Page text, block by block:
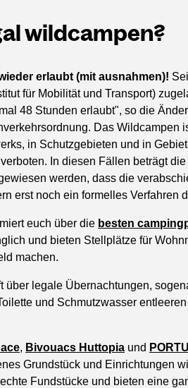
wildcampen?
erlaubt (mit ausnahmen)!
für Mobilität und Transport)
48 Stunden erlaubt", so die
Das Wildcampen
in Schutzgebieten und in
In diesen Fällen beträgt
werden, dass die
erst noch ein formelles Verfahren
euch über die besten
und bieten Stellplätze für
machen.
über legale Übernachtungen,
und Schmutzwasser
, Bivouacs Huttopia und
Grundstück und Einrichtungen
Fundstücke und bieten eine